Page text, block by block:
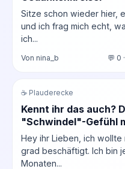
Sitze schon wieder hier,
und ich frag mich echt,
ich...
Von nina_b 💬 0
☕ Plauderecke
Kennt ihr das auch?
"Schwindel"-Gefühl
Hey ihr Lieben, ich wollte
grad beschäftigt. Ich bin
Monaten...